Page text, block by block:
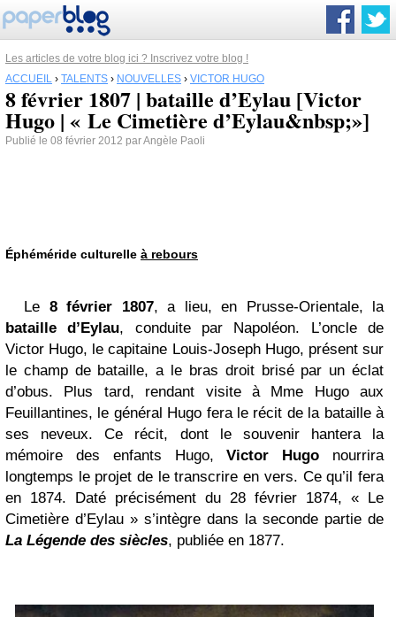
Les articles de votre blog ici ? Inscrivez votre blog !
ACCUEIL › TALENTS › NOUVELLES › VICTOR HUGO
8 février 1807 | bataille d’Eylau [Victor
Hugo | « Le Cimetière d’Eylau&nbsp;»]
Publié le 08 février 2012 par Angèle Paoli
Éphéméride culturelle à rebours
Le 8 février 1807, a lieu, en Prusse-Orientale, la
bataille d’Eylau, conduite par Napoléon. L’oncle de
Victor Hugo, le capitaine Louis-Joseph Hugo, présent sur
le champ de bataille, a le bras droit brisé par un éclat
d’obus. Plus tard, rendant visite à Mme Hugo aux
Feuillantines, le général Hugo fera le récit de la bataille à
ses neveux. Ce récit, dont le souvenir hantera la
mémoire des enfants Hugo,Victor Hugo nourrira
longtemps le projet de le transcrire en vers. Ce qu’il fera
en 1874. Daté précisément du 28 février 1874, « Le
Cimetière d’Eylau » s’intègre dans la seconde partie de
La Légende des siècles, publiée en 1877.